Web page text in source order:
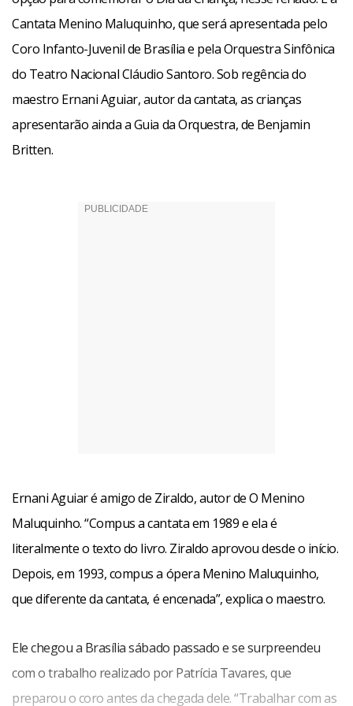
Escola de Música da Universidade Federal do Rio de Janeiro
e é membro da Academia Brasileira de Música, onde ocupa
a cadeira nº 4, cujo patrono é Lobo de Mesquita.
Britten foi um dos mais relevantes compositores britânicos
independência e um enorme interesse pela música popular
e tradicional.
Cantata Menino Maluquinho, que será apresentada pelo
Coro Infanto-Juvenil de Brasília e pela Orquestra Sinfônica
do Teatro Nacional Cláudio Santoro. Sob regência do
maestro Ernani Aguiar, autor da cantata, as crianças
apresentarão ainda a Guia da Orquestra, de Benjamin
Britten.
Ernani Aguiar é amigo de Ziraldo, autor de O Menino
Maluquinho. “Compus a cantata em 1989 e ela é
literalmente o texto do livro. Ziraldo aprovou desde o início.
Depois, em 1993, compus a ópera Menino Maluquinho,
que diferente da cantata, é encenada”, explica o maestro.
Ele chegou a Brasília sábado passado e se surpreendeu
com o trabalho realizado por Patrícia Tavares, que
preparou o coro antes da chegada dele. “Trabalhar com as